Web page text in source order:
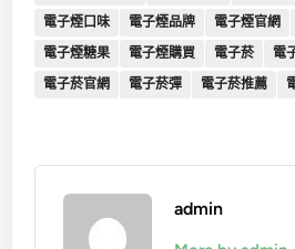
電子煙口味
電子煙品牌 電子煙官網
電子煙糖果
電子煙購買 電子菸 電
電子菸官網
電子菸彈 電子菸推薦
admin